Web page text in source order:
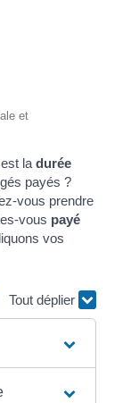
et
est ladurée
payés ?
vous prendre
vous payé
vos
Tout déplier